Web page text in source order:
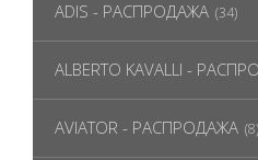
ADIS - РАСПРОДАЖА (34)
ALBERTO KAVALLI -
AVIATOR - РАСПРОДАЖА (8)